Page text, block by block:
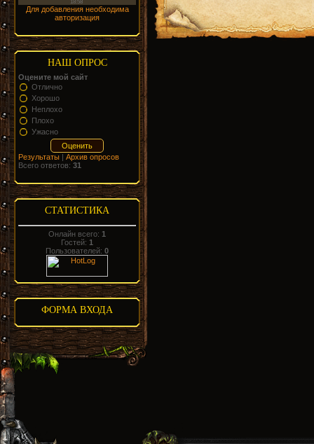
Для добавления необходима
авторизация
НАШ ОПРОС
Оцените мой сайт
Отлично
Хорошо
Неплохо
Плохо
Ужасно
Результаты | Архив опросов
Всего ответов: 31
СТАТИСТИКА
Онлайн всего: 1
Гостей: 1
Пользователей: 0
ФОРМА ВХОДА